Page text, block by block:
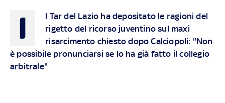
I
l Tar del Lazio ha depositato le ragioni del
rigetto del ricorso juventino sul maxi
risarcimento chiesto dopo Calciopoli: "Non
è possibile pronunciarsi se lo ha già fatto il collegio
arbitrale"